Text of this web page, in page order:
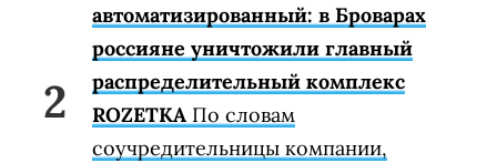
автоматизированный: в Броварах
россияне уничтожили главный
распределительный комплекс
ROZETKA По словам
соучредительницы компании,